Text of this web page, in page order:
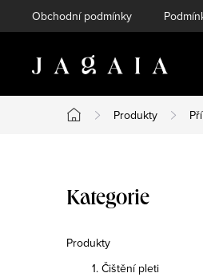
na
Obchodní podmínky
Domů
Produkty
o
s
Přeskočit
Kategorie
Produkty
1. Čištění pleti